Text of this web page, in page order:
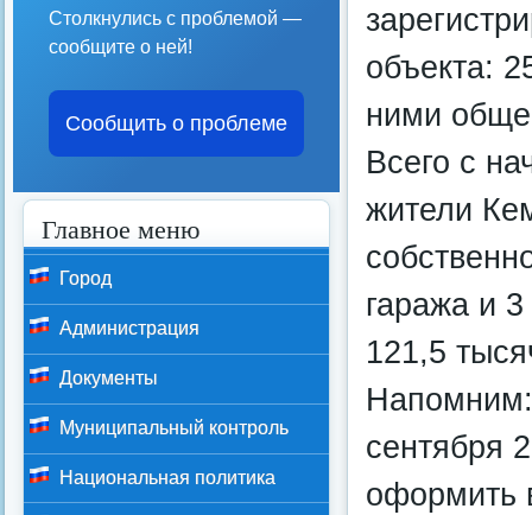
объекта:
ними
Всего с
жители
гаража и
121,5
Напомним:
сентября
оформить
Столкнулись с проблемой —
сообщите о ней!
Сообщить о проблеме
Главное меню
Город
Администрация
Документы
Муниципальный контроль
Национальная политика